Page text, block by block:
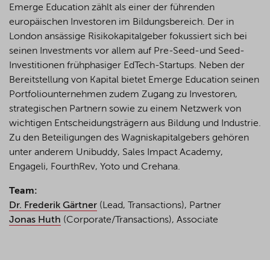
Emerge Education zählt als einer der führenden
europäischen Investoren im Bildungsbereich. Der in
London ansässige Risikokapitalgeber fokussiert sich bei
seinen Investments vor allem auf Pre-Seed-und Seed-
Investitionen frühphasiger EdTech-Startups. Neben der
Bereitstellung von Kapital bietet Emerge Education seinen
Portfoliounternehmen zudem Zugang zu Investoren,
strategischen Partnern sowie zu einem Netzwerk von
wichtigen Entscheidungsträgern aus Bildung und Industrie.
Zu den Beteiligungen des Wagniskapitalgebers gehören
unter anderem Unibuddy, Sales Impact Academy,
Engageli, FourthRev, Yoto und Crehana.
Team:
Dr. Frederik Gärtner (Lead, Transactions), Partner
Jonas Huth (Corporate/Transactions), Associate